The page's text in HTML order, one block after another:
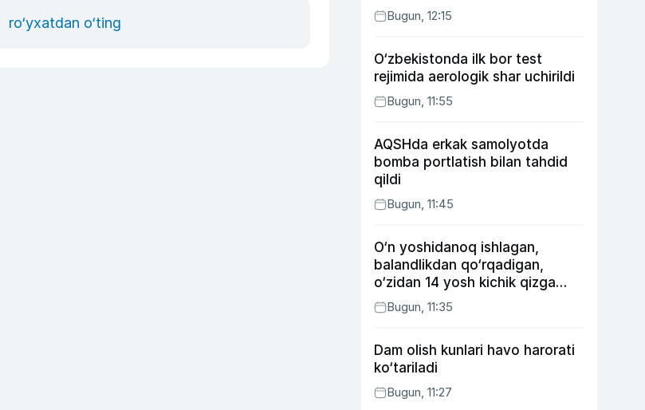
ro‘yxatdan o‘ting Bugun, 12:15
O‘zbekistonda ilk bor test
rejimida aerologik shar uchirildi
Bugun, 11:55
AQSHda erkak samolyotda
bomba portlatish bilan tahdid
qildi
Bugun, 11:45
O‘n yoshidanoq ishlagan,
balandlikdan qo‘rqadigan,
o‘zidan 14 yosh kichik qizga
uylangan Yorqinxo‘ja Umarov
34 yoshda
Bugun, 11:35
Dam olish kunlari havo harorati
ko‘tariladi
Bugun, 11:27